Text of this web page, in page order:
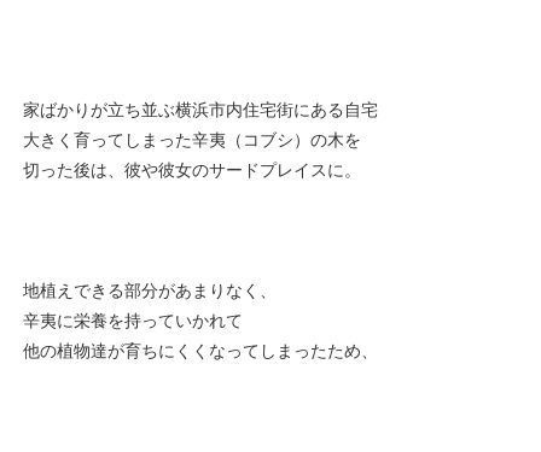
家ばかりが立ち並ぶ横浜市内住宅街にある自宅
大きく育ってしまった辛夷（コブシ）の木を
切った後は、彼や彼女のサードプレイスに。
地植えできる部分があまりなく、
辛夷に栄養を持っていかれて
他の植物達が育ちにくくなってしまったため、